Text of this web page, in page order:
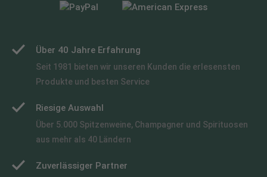
Über 40 Jahre Erfahrung
Seit 1981 bieten wir unseren Kunden die erlesensten
Produkte und besten Service
Riesige Auswahl
Über 5.000 Spitzenweine, Champagner und Spirituosen
aus mehr als 40 Ländern
Zuverlässiger Partner